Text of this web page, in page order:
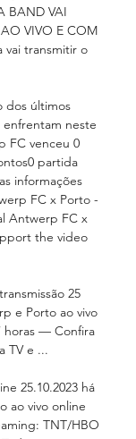
BAND VAI
VIVO E COM
vai transmitir o
dos últimos
neste
FC venceu 0
partida
informações
FC x Porto -
Antwerp FC x
the video
25
e Porto ao vivo
horas — Confira
TV e ...
25.10.2023 há
ao vivo online
TNT/HBO